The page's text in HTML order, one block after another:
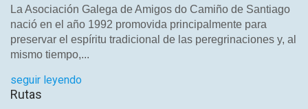
La Asociación Galega de Amigos do Camiño de Santiago
nació en el año 1992 promovida principalmente para
preservar el espíritu tradicional de las peregrinaciones y, al
mismo tiempo,...
seguir leyendo
Rutas